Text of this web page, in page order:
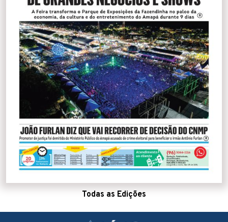
Todas as Edições